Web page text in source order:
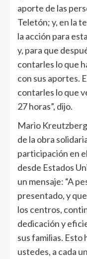
aporte de las
Teletón; y, en la
la acción para
y, para que
contarles lo que
con sus aportes.
contarles lo que
27 horas”, dijo.
Mario
de la obra
participación en
desde Estados
un mensaje: “A
presentado, y
los centros,
dedicación y
sus familias. Esto
ustedes, a cada